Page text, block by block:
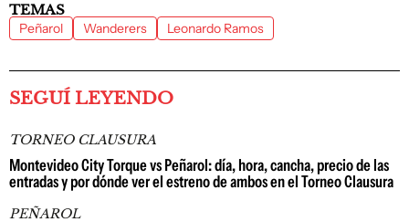
TEMAS
Peñarol Wanderers Leonardo Ramos
SEGUÍ LEYENDO
TORNEO CLAUSURA
Montevideo City Torque vs Peñarol: día, hora, cancha, precio de las
entradas y por dónde ver el estreno de ambos en el Torneo Clausura
PEÑAROL